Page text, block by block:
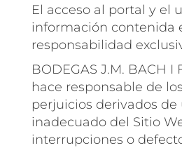
El acceso al portal y el
información contenida
responsabilidad
BODEGAS J.M. BACH I
hace responsable de
perjuicios derivados de
inadecuado del Sitio
interrupciones o